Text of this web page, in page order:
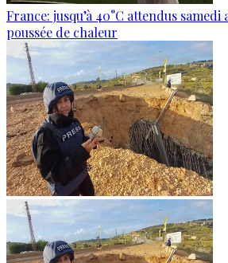
France: jusqu’à 40°C attendus
poussée de chaleur